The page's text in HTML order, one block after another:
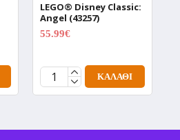
LEGO® Disney Classic:
Angel (43257)
55.99€
ΚΑΛΆΘΙ